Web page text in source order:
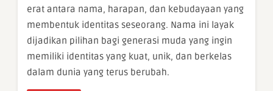
erat antara nama, harapan, dan kebudayaan yang
membentuk identitas seseorang. Nama ini layak
dijadikan pilihan bagi generasi muda yang ingin
memiliki identitas yang kuat, unik, dan berkelas
dalam dunia yang terus berubah.